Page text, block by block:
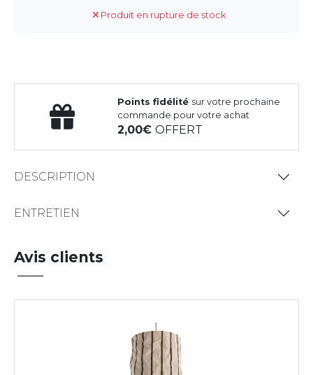
Produit en rupture de stock
Points fidélité sur votre prochaine
commande pour votre achat
2,00OFFERT
DESCRIPTION
ENTRETIEN
Avis clients